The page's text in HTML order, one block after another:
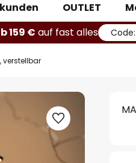
OUTLET
159 € auf fast alles Code:
verstellbar